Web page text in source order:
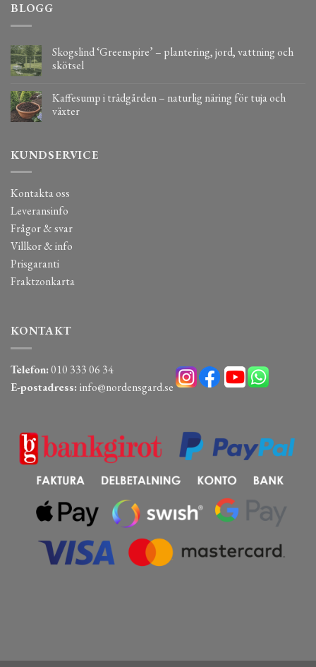
BLOGG
Skogslind ‘Greenspire’ – plantering, jord, vattning och
skötsel
Kaffesump i trädgården – naturlig näring för tuja och
växter
KUNDSERVICE
Kontakta oss
Leveransinfo
Frågor & svar
Villkor & info
Prisgaranti
Fraktzonkarta
KONTAKT
Telefon:010 333 06 34
E-postadress: info@nordensgard.se